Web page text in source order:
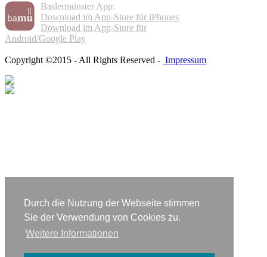
Durch die Nutzung der Webseite stimmen
Sie der Verwendung von Cookies zu.
Weitere Informationen
Baslermünster App:
Download im App-Store für iPhones
Download im App-Store für
Android/Google Play
Copyright ©2015 - All Rights Reserved - Impressum